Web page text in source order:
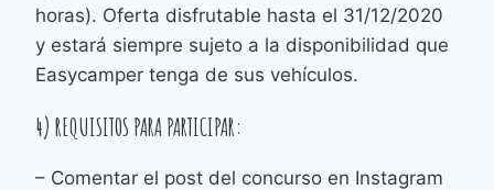
horas). Oferta disfrutable hasta el 31/12/2020
y estará siempre sujeto a la disponibilidad que
Easycamper tenga de sus vehículos.
4) REQUISITOS PARA PARTICIPAR:
– Comentar el post del concurso en Instagram